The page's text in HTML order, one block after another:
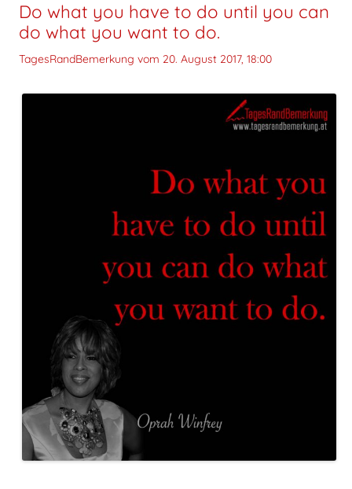
Do what you have to do until you can
do what you want to do.
TagesRandBemerkung vom 20. August 2017, 18:00